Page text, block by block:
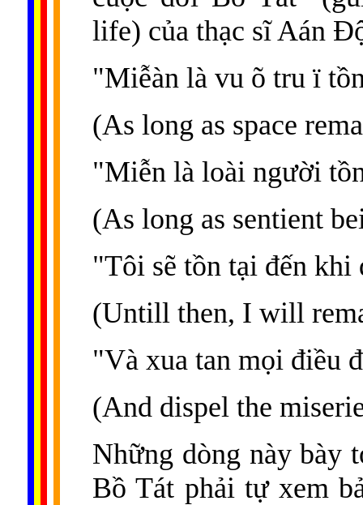
life) của thạc sĩ Aán
"Miễàn là vu õ tru ï
(As long as space
"Miễn là loài người
(As long as sentient
"Tôi sẽ tồn tại đến khi
(Untill then, I will
"Và xua tan mọi điều
(And dispel the
Những dòng này bày
Bồ Tát phải tự xem